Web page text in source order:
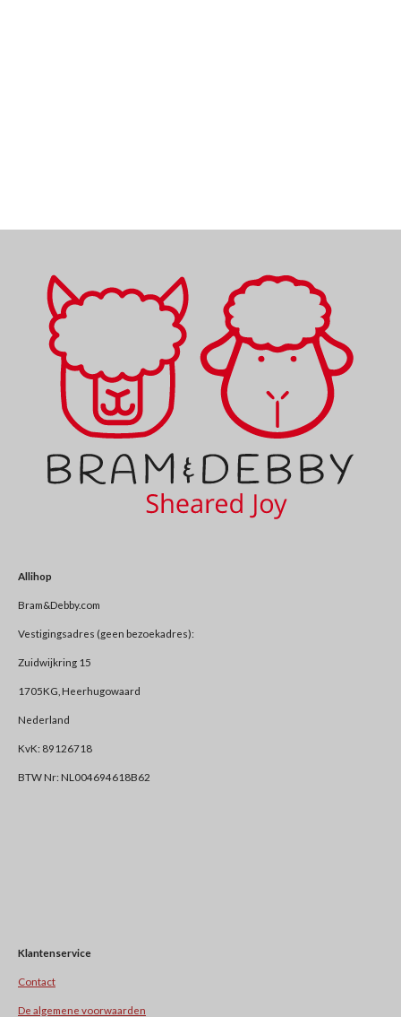
Allihop
Bram&Debby.com
Vestigingsadres (geen bezoekadres):
Zuidwijkring 15
1705KG, Heerhugowaard
Nederland
KvK: 89126718
BTW Nr: NL004694618B62
Klantenservice
Contact
De algemene voorwaarden